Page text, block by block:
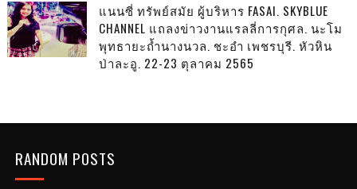
แนนซี่ ทรัพย์สมัย ผู้บริหาร FASAI. SKYBLUE
CHANNEL แถลงข่าวงานแรลลี่การกุศล. นะโม
พุทธายะถ้ำนางนวล. ชะอำ เพชรบุรี. หัวหิน
ป่าละอู. 22-23 ตุลาคม 2565
RANDOM POSTS